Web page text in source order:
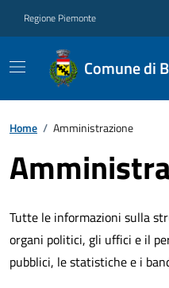
Regione Piemonte
Comune di
Home / Amministrazione
Tutte le informazioni sulla
organi politici, gli uffici e il
pubblici, le statistiche e i